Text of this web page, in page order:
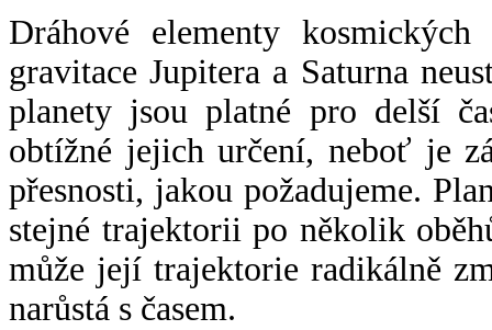
Dráhové elementy
gravitace Jupitera a Saturna
planety jsou platné pro delší
obtížné jejich určení, neboť je
přesnosti, jakou požadujeme.
stejné trajektorii po několik
může její trajektorie radikálně
narůstá s časem.